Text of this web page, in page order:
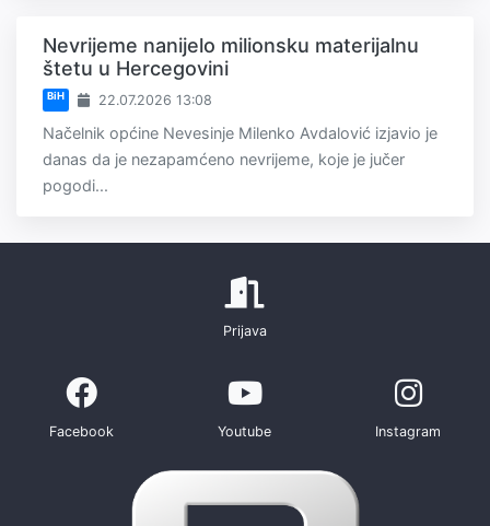
Nevrijeme nanijelo milionsku materijalnu
štetu u Hercegovini
BiH 22.07.2026 13:08
Načelnik općine Nevesinje Milenko Avdalović izjavio je
danas da je nezapamćeno nevrijeme, koje je jučer
pogodi...
Prijava
Facebook Youtube Instagram